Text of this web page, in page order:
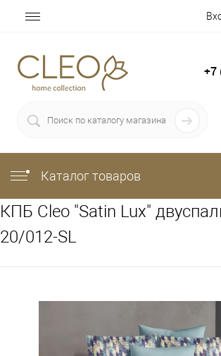
+7
Каталог товаров
КПБ Cleo "Satin Lux"
20/012-SL